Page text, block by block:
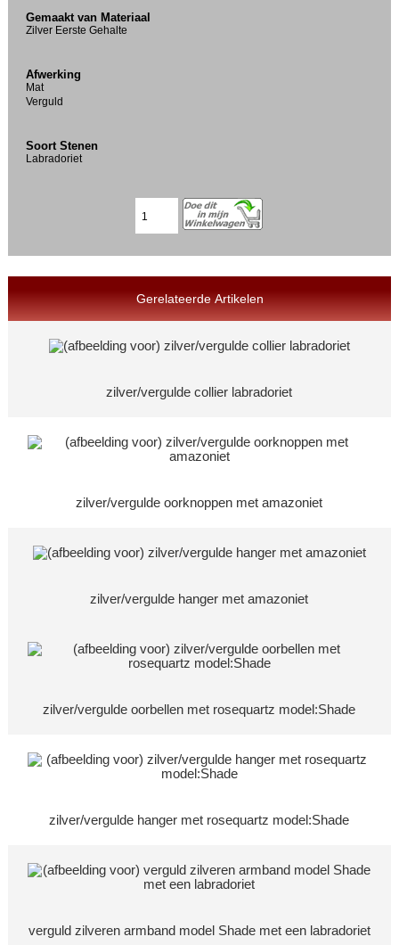
Gemaakt van Materiaal
Zilver Eerste Gehalte
Afwerking
Mat
Verguld
Soort Stenen
Labradoriet
Gerelateerde Artikelen
zilver/vergulde collier labradoriet
zilver/vergulde oorknoppen met amazoniet
zilver/vergulde hanger met amazoniet
zilver/vergulde oorbellen met rosequartz model:Shade
zilver/vergulde hanger met rosequartz model:Shade
verguld zilveren armband model Shade met een labradoriet